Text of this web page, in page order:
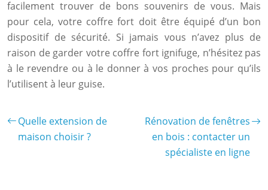
facilement trouver de bons souvenirs de vous. Mais
pour cela, votre coffre fort doit être équipé d’un bon
dispositif de sécurité. Si jamais vous n’avez plus de
raison de garder votre coffre fort ignifuge, n’hésitez pas
à le revendre ou à le donner à vos proches pour qu’ils
l’utilisent à leur guise.
Quelle extension de
maison choisir ?
Rénovation de fenêtres
en bois : contacter un
spécialiste en ligne